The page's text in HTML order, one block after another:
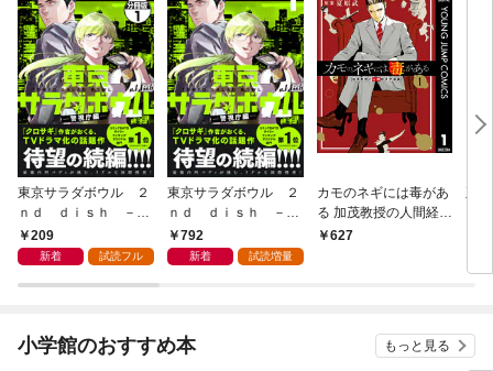
東京サラダボウル ２
ｎｄ ｄｉｓｈ －警
視庁編－ 分冊版
（１）
209
新着 試読フル
東京サラダボウル ２
ｎｄ ｄｉｓｈ －警
視庁編－（１）
792
新着 試読増量
カモのネギには毒があ
る 加茂教授の人間経済
学講義 1
627
正
小学館のおすすめ本 もっと見る